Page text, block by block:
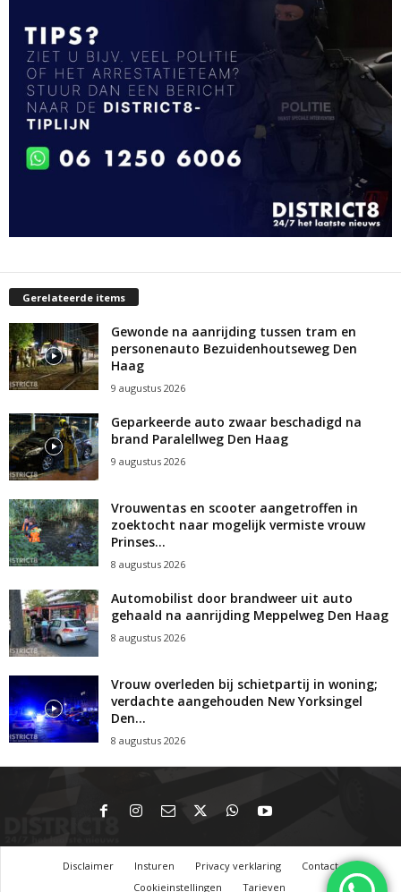
Gerelateerde items
Gewonde na aanrijding tussen tram en
personenauto Bezuidenhoutseweg Den
Haag
9 augustus 2026
Geparkeerde auto zwaar beschadigd na
brand Paralellweg Den Haag
9 augustus 2026
Vrouwentas en scooter aangetroffen in
zoektocht naar mogelijk vermiste vrouw
Prinses...
8 augustus 2026
Automobilist door brandweer uit auto
gehaald na aanrijding Meppelweg Den Haag
8 augustus 2026
Vrouw overleden bij schietpartij in woning;
verdachte aangehouden New Yorksingel
Den...
8 augustus 2026
Disclaimer Insturen Privacy verklaring
Contact
Cookieinstellingen
Tarieven